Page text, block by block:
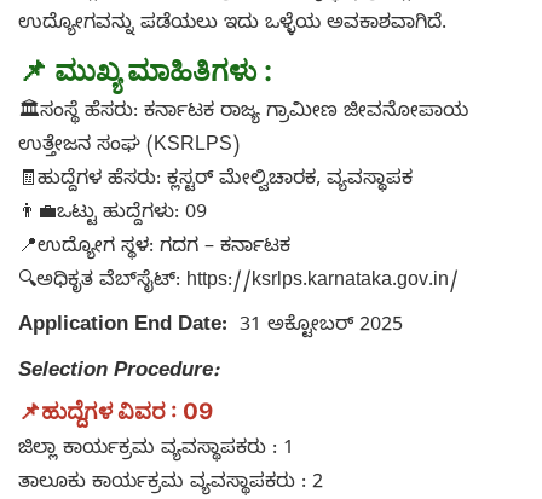
ಉದ್ಯೋಗವನ್ನು ಪಡೆಯಲು ಇದು ಒಳ್ಳೆಯ ಅವಕಾಶವಾಗಿದೆ.
📌 ಮುಖ್ಯ ಮಾಹಿತಿಗಳು :
🏛️ಸಂಸ್ಥೆ ಹೆಸರು: ಕರ್ನಾಟಕ ರಾಜ್ಯ ಗ್ರಾಮೀಣ ಜೀವನೋಪಾಯ
ಉತ್ತೇಜನ ಸಂಘ (KSRLPS)
🧾ಹುದ್ದೆಗಳ ಹೆಸರು: ಕ್ಲಸ್ಟರ್ ಮೇಲ್ವಿಚಾರಕ, ವ್ಯವಸ್ಥಾಪಕ
👨‍💼ಒಟ್ಟು ಹುದ್ದೆಗಳು: 09
📍ಉದ್ಯೋಗ ಸ್ಥಳ: ಗದಗ – ಕರ್ನಾಟಕ
🔍ಅಧಿಕೃತ ವೆಬ್‌ಸೈಟ್: https://ksrlps.karnataka.gov.in/
Application End Date: 31 ಅಕ್ಟೋಬರ್ 2025
Selection Procedure:
📌ಹುದ್ದೆಗಳ ವಿವರ : 09
ಜಿಲ್ಲಾ ಕಾರ್ಯಕ್ರಮ ವ್ಯವಸ್ಥಾಪಕರು : 1
ತಾಲೂಕು ಕಾರ್ಯಕ್ರಮ ವ್ಯವಸ್ಥಾಪಕರು : 2